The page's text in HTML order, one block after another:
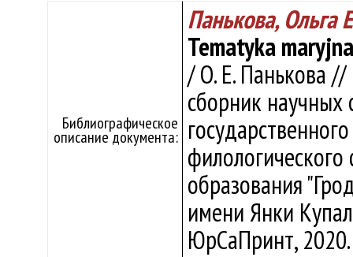
Библиографическое
описание документа:
Панькова, Ольга
Tematyka
/ О. Е. Панькова
сборник научных
образования
имени Янки
ЮрСаПринт,